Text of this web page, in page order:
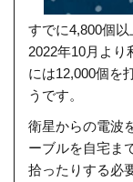
すでに4,800個
2022年10月より
には12,000個を
うです。
衛星からの電波
ーブルを自宅ま
拾ったりする必